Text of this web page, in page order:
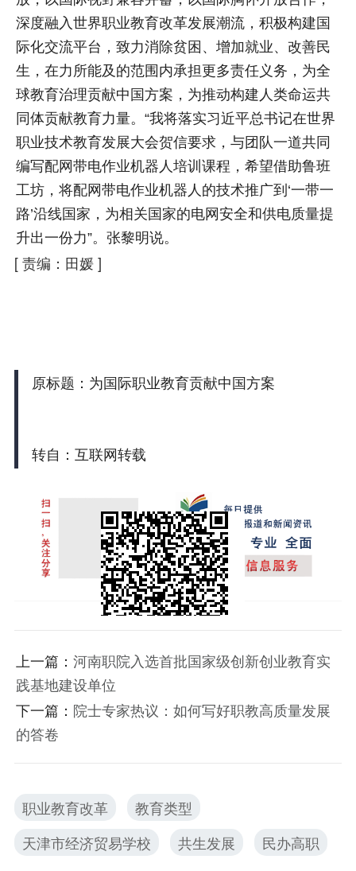
深度融入世界职业教育改革发展潮流，积极构建国
际化交流平台，致力消除贫困、增加就业、改善民
生，在力所能及的范围内承担更多责任义务，为全
球教育治理贡献中国方案，为推动构建人类命运共
同体贡献教育力量。“我将落实习近平总书记在世界
职业技术教育发展大会贺信要求，与团队一道共同
编写配网带电作业机器人培训课程，希望借助鲁班
工坊，将配网带电作业机器人的技术推广到‘一带一
路’沿线国家，为相关国家的电网安全和供电质量提
升出一份力”。张黎明说。
[责编：田媛]
原标题：为国际职业教育贡献中国方案
转自：互联网转载
上一篇： 河南职院入选首批国家级创新创业教育实
践基地建设单位
下一篇： 院士专家热议：如何写好职教高质量发展
的答卷
职业教育改革
教育类型
天津市经济贸易学校
共生发展 民办高职